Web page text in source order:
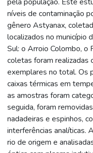
níveis de contaminação
gênero Astyanax,
localizados no município
Sul: o Arroio Colombo, o
coletas foram realizadas
exemplares no total. Os
caixas térmicas em
as amostras foram
seguida, foram
nadadeiras e espinhos,
interferências analíticas.
rio de origem e